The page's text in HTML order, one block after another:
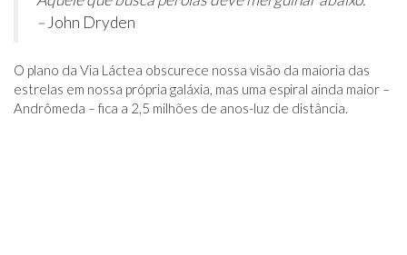
–John Dryden
O plano da Via Láctea obscurece nossa visão da maioria das
estrelas em nossa própria galáxia, mas uma espiral ainda maior –
Andrômeda – fica a 2,5 milhões de anos-luz de distância.